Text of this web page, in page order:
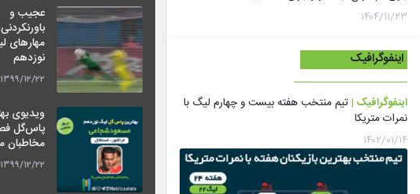
عجیب و
مهارهای
نوزدهم
۱۳۹۹/۱۲/۲۲
ویدیوی
پاس‌گل
مخاطبان
۱۳۹۹/۱۲/۲۲
۱۴۰۴/۱۱/۲۳
اینفوگرافیک
اینفوگرافیک |تیم منتخب هفته بیست و چهارم لیگ با
نمرات متریکا
۱۴۰۲/۰۱/۱۴